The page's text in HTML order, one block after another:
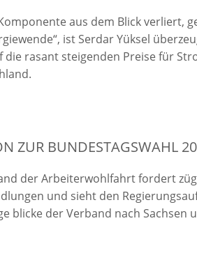
aus dem Blick verliert,
ist Serdar Yüksel
rasant steigenden Preise für
ZUR BUNDESTAGSWAHL
der Arbeiterwohlfahrt fordert
und sieht den
blicke der Verband nach Sachsen